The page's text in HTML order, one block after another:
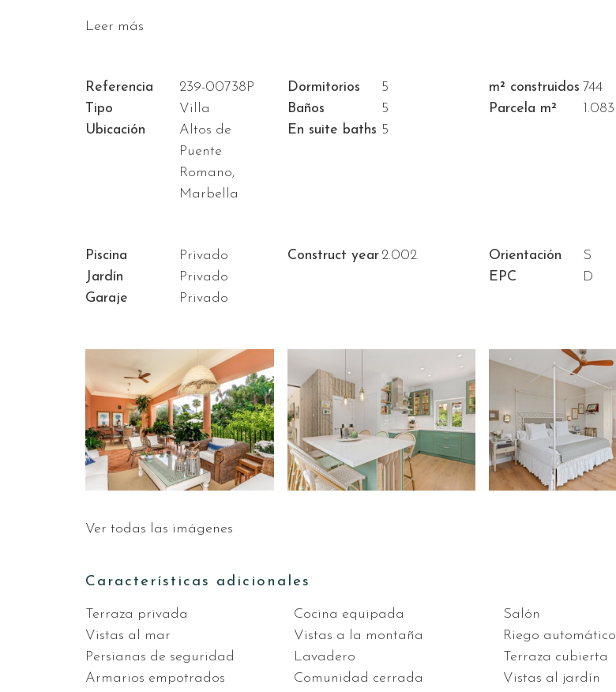
Leer más
Referencia
239-00738P
Tipo
Villa
Ubicación
Altos de
Puente
Romano,
Marbella
Dormitorios
5
Baños
5
En suite baths 5
m² construidos 744
Parcela m²
1.083
Piscina
Privado
Jardín
Privado
Garaje
Privado
Construct year 2.002 Orientación
S
EPC
D
Ver todas las imágenes
Características adicionales
Terraza privada Cocina equipada
Salón
Vistas al mar
Vistas a la montaña
Riego automático
Persianas de seguridad
Lavadero
Terraza cubierta
Armarios empotrados
Comunidad cerrada
Vistas al jardín